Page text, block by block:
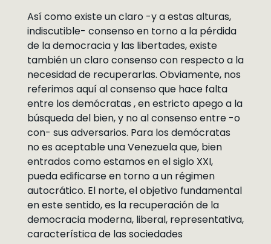
Así como existe un claro -y a estas alturas,
indiscutible- consenso en torno a la pérdida
de la democracia y las libertades, existe
también un claro consenso con respecto a la
necesidad de recuperarlas. Obviamente, nos
referimos aquí al consenso que hace falta
entre los demócratas , en estricto apego a la
búsqueda del bien, y no al consenso entre -o
con- sus adversarios. Para los demócratas
no es aceptable una Venezuela que, bien
entrados como estamos en el siglo XXI,
pueda edificarse en torno a un régimen
autocrático. El norte, el objetivo fundamental
en este sentido, es la recuperación de la
democracia moderna, liberal, representativa,
característica de las sociedades